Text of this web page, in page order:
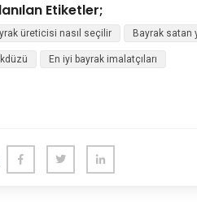
Etiketler;
üreticisi nasıl seçilir Bayrak satan
En iyi bayrak imalatçıları